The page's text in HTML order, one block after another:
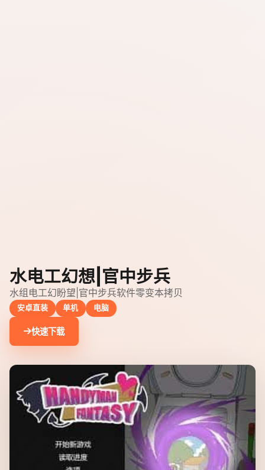
水电工幻想|官中步兵
水组电工幻盼望|官中步兵软件零变本拷贝
安卓直装 单机 电脑
快速下载